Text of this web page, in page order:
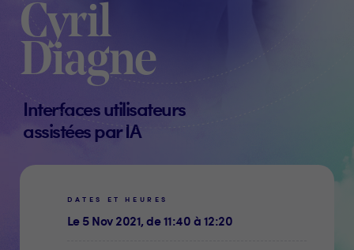
Cyril
Diagne
Interfaces utilisateurs
assistées par IA
DATES ET HEURES
Le 5 Nov 2021, de 11:40 à 12:20